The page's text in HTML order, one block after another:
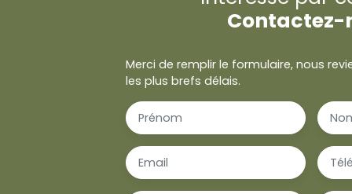
Contactez-
Merci de remplir le formulaire, nous
les plus brefs délais.
Prénom
Email